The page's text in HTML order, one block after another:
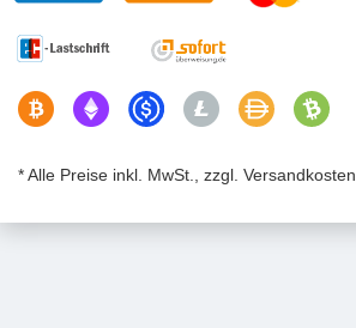
* Alle Preise inkl. MwSt., zzgl. Versandkosten.